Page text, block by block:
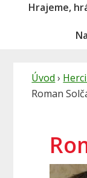
Hrajeme,
Úvod ›
Roman